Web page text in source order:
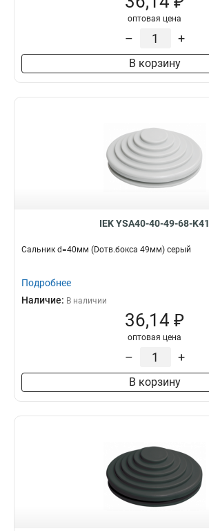
оптовая цена
– +
В корзину
IEK YSA40-40-49-68-K41
Сальник d=40мм (Dотв.бокса 49мм) серый
Подробнее
Наличие: В наличии
36,14 ₽
оптовая цена
– +
В корзину